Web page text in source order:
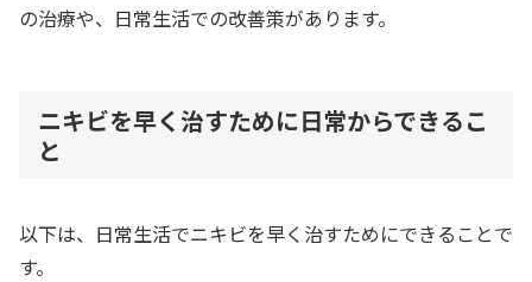
の治療や、日常生活での改善策があります。
ニキビを早く治すために日常からできるこ
と
以下は、日常生活でニキビを早く治すためにできることで
す。